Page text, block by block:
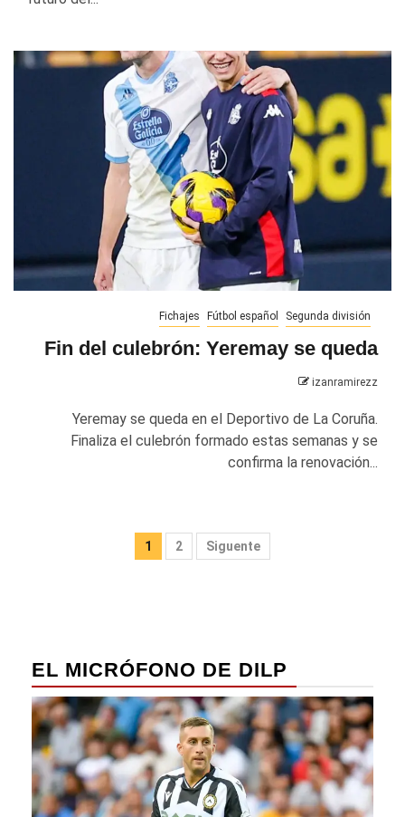
Fichajes Fútbol español Segunda división
Fin del culebrón: Yeremay se queda
izanramirezz
Yeremay se queda en el Deportivo de La Coruña.
Finaliza el culebrón formado estas semanas y se
confirma la renovación...
Paginación
1 2 Siguente
EL MICRÓFONO DE DILP